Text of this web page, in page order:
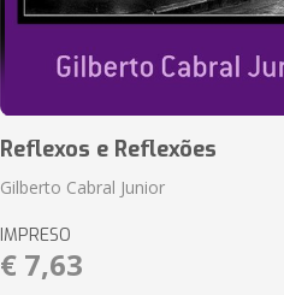
Reflexos e Reflexões
Gilberto Cabral Junior
IMPRESO
€ 7,63